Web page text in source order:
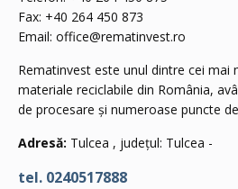
Fax: +40 264 450 873
Email: office@rematinvest.ro
Rematinvest este unul dintre cei mai
materiale reciclabile din România,
de procesare și numeroase puncte
Adresă: Tulcea , județul: Tulcea -
tel. 0240517888